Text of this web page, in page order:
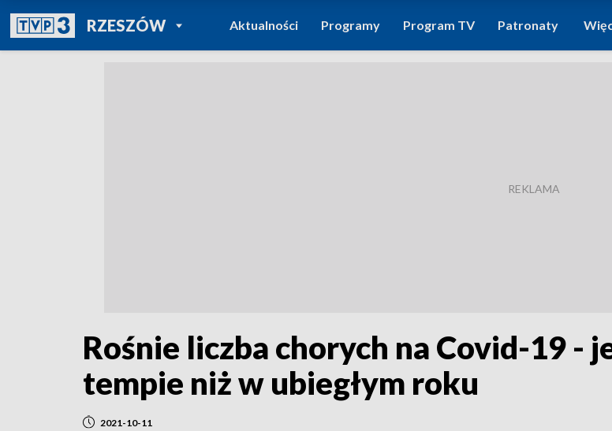
RZESZÓWPOWRÓT DO
TVP REGIONY
Aktualności Programy Program TV Patronaty
Rośnie liczba chorych na Covid-19 -
tempie niż w ubiegłym roku
2021-10-11